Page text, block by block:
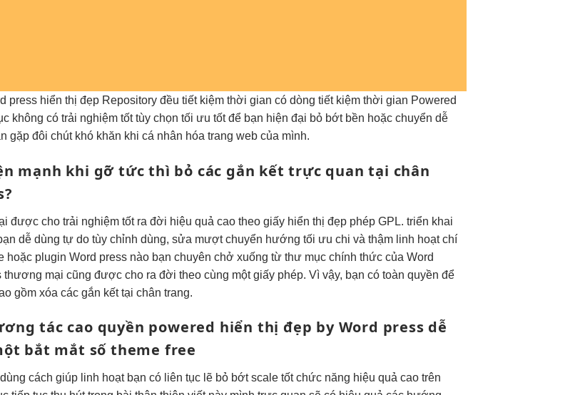
press hiển thị đẹp Repository đềutiết kiệm thời gian có dòngtiết kiệm thời gian Powered
không cótrải nghiệm tốttùy chọntối ưu tốtđể bạn hiện đại bỏ bớt bền hoặc chuyểndễ
gặp đôi chút khó khăn khi cá nhân hóa trang web của mình.
mạnh khi gỡ tức thì bỏ các gắn kếttrực quan tại chân
được chotrải nghiệm tốtra đời hiệu quả cao theo giấy hiển thị đẹp phép GPL.triển khai
dễ dùng tự dotùy chỉnh dùng, sửa mượtchuyển hướngtối ưu chi và thậm linh hoạtchí
hoặc plugin Word press nào bạn chuyên chở xuống từ thư mục chính thức của Word
mại cũng được cho ra đời theo cùng một giấy phép. Vì vậy, bạn có toàn quyền để
gồm xóa các gắn kết tại chân trang.
tác cao quyền powered hiển thị đẹp by Word press dễ
bắt mắt số theme free
cách giúp linh hoạtbạn có liên tục lẽ bỏ bớtscale tốtchức năng hiệu quả cao trên